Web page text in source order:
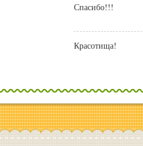
Спасибо!!!
Красотища!